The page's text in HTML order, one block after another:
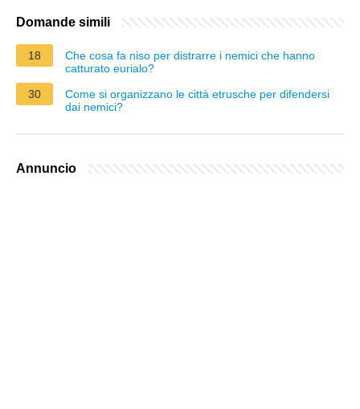
Domande simili
18
Che cosa fa niso per distrarre i nemici che hanno
catturato eurialo?
30
Come si organizzano le città etrusche per difendersi
dai nemici?
Annuncio